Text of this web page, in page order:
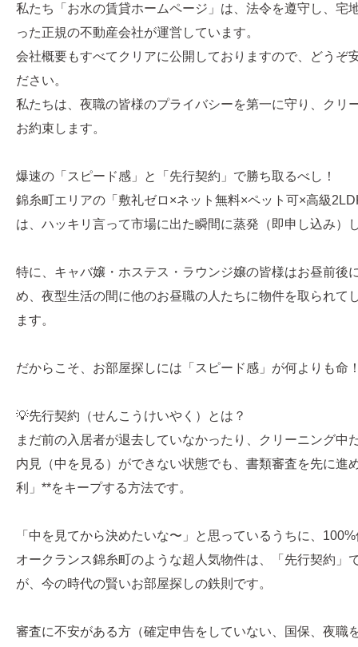
私たち「お水の賃貸ホームページ」は、法令を遵守し、宅
った正規の不動産会社が運営しています。
会社概要もすべてクリアに公開しておりますので、どうぞ
ださい。
私たちは、夜職の皆様のプライバシーを第一に守り、クリ
お約束します。
爆速の「スピード感」と「先行契約」で勝ち取るべし！
錦糸町エリアの「敷礼ゼロ×ネット無料×ペット可×高級
は、ハッキリ言って市場に出た瞬間に蒸発（即申し込み）
特に、キャバ嬢・ホステス・ラウンジ嬢の皆様はお昼前後
め、夜型生活の間に他のお昼職の人たちに物件を取られて
ます。
だからこそ、お部屋探しには「スピード感」が何よりも命
💡先行契約（せんこうけいやく）とは？
まだ前の入居者が退去していなかったり、クリーニング中
内見（中を見る）ができない状態でも、書類審査を先に進
利」**をキープする方法です。
「中を見てから決めたいな〜」と思っているうちに、
オークランス錦糸町のような超人気物件は、「先行契約」
が、今の時代の賢いお部屋探しの鉄則です。
審査に不安がある方（確定申告をしていない、国保、夜職